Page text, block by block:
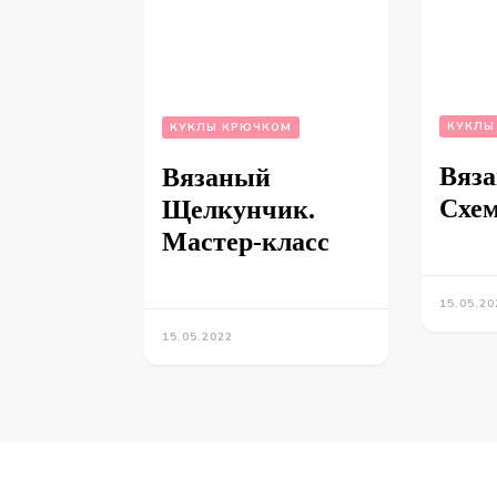
КУКЛЫ КРЮЧКОМ
Вязаный
Щелкунчик.
Мастер-класс
15.05.2022